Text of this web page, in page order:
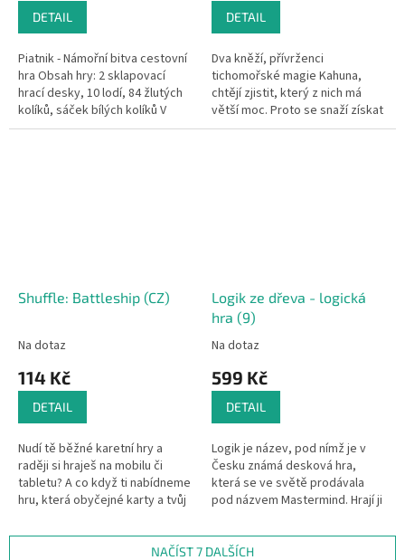
DETAIL
Piatnik - Námořní bitva cestovní
hra Obsah hry: 2 sklapovací
hrací desky, 10 lodí, 84 žlutých
kolíků, sáček bílých kolíků V
Čechách jde o starou hru,
DETAIL
Dva kněží, přívrženci
tichomořské magie Kahuna,
chtějí zjistit, který z nich má
větší moc. Proto se snaží získat
nadvládu nad co největším
Shuffle: Battleship (CZ)
Na dotaz
114 Kč
DETAIL
Nudí tě běžné karetní hry a
raději si hraješ na mobilu či
tabletu? A co když ti nabídneme
hru, která obyčejné karty a tvůj
Vyzkoušej Shuffle. V...
Logik ze dřeva - logická
hra (9)
Na dotaz
599 Kč
DETAIL
Logik je název, pod nímž je v
Česku známá desková hra,
která se ve světě prodávala
pod názvem Mastermind. Hrají ji
tajnou kombinaci čtyř kolíčků...
NAČÍST 7 DALŠÍCH